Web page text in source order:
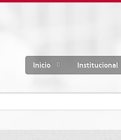
Inicio Institucional